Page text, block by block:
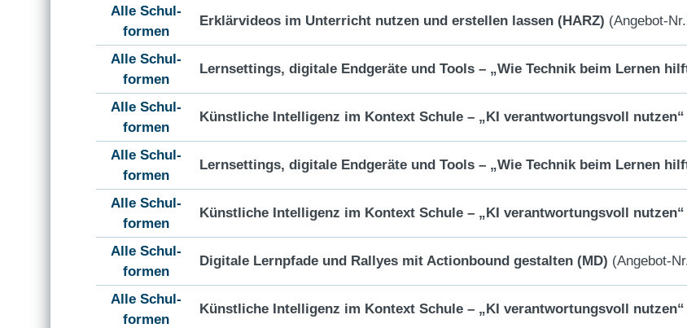
Alle Schul-
formen
Erklärvideos im Unterricht nutzen und erstellen lassen (HARZ) (Angebot-
Alle Schul-
formen
Lernsettings, digitale Endgeräte und Tools – „Wie Technik beim Lernen
Alle Schul-
formen
Künstliche Intelligenz im Kontext Schule – „KI verantwortungsvoll nutzen“
Alle Schul-
formen
Lernsettings, digitale Endgeräte und Tools – „Wie Technik beim Lernen
Alle Schul-
formen
Künstliche Intelligenz im Kontext Schule – „KI verantwortungsvoll nutzen“
Alle Schul-
formen
Digitale Lernpfade und Rallyes mit Actionbound gestalten (MD) (Angebot-
Alle Schul-
formen
Künstliche Intelligenz im Kontext Schule – „KI verantwortungsvoll nutzen“